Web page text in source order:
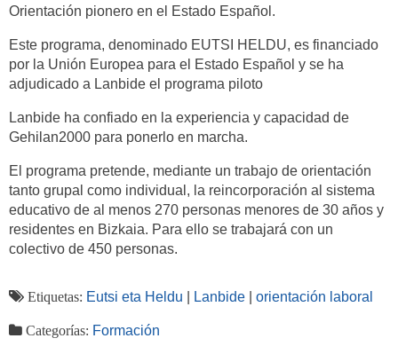
Orientación pionero en el Estado Español.
Este programa, denominado EUTSI HELDU, es financiado
por la Unión Europea para el Estado Español y se ha
adjudicado a Lanbide el programa piloto
Lanbide ha confiado en la experiencia y capacidad de
Gehilan2000 para ponerlo en marcha.
El programa pretende, mediante un trabajo de orientación
tanto grupal como individual, la reincorporación al sistema
educativo de al menos 270 personas menores de 30 años y
residentes en Bizkaia. Para ello se trabajará con un
colectivo de 450 personas.
Etiquetas: Eutsi eta Heldu Lanbide orientación laboral
Categorías: Formación